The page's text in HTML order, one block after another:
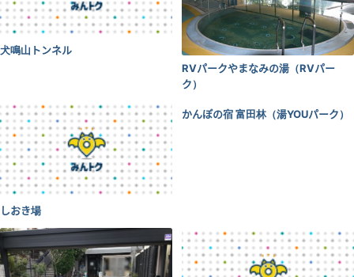
犬鳴山トンネル
RVパークやまなみの湯（RVパー
ク）
しおき場
かんぽの宿 富田林（湯YOUパーク）